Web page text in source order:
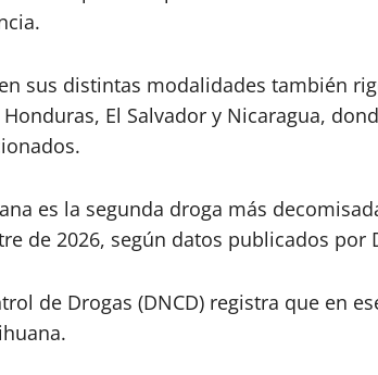
sus distintas modalidades también
El Salvador y Nicaragua,
es la segunda droga más
de 2026, según datos publicados por
de Drogas (DNCD) registra que en